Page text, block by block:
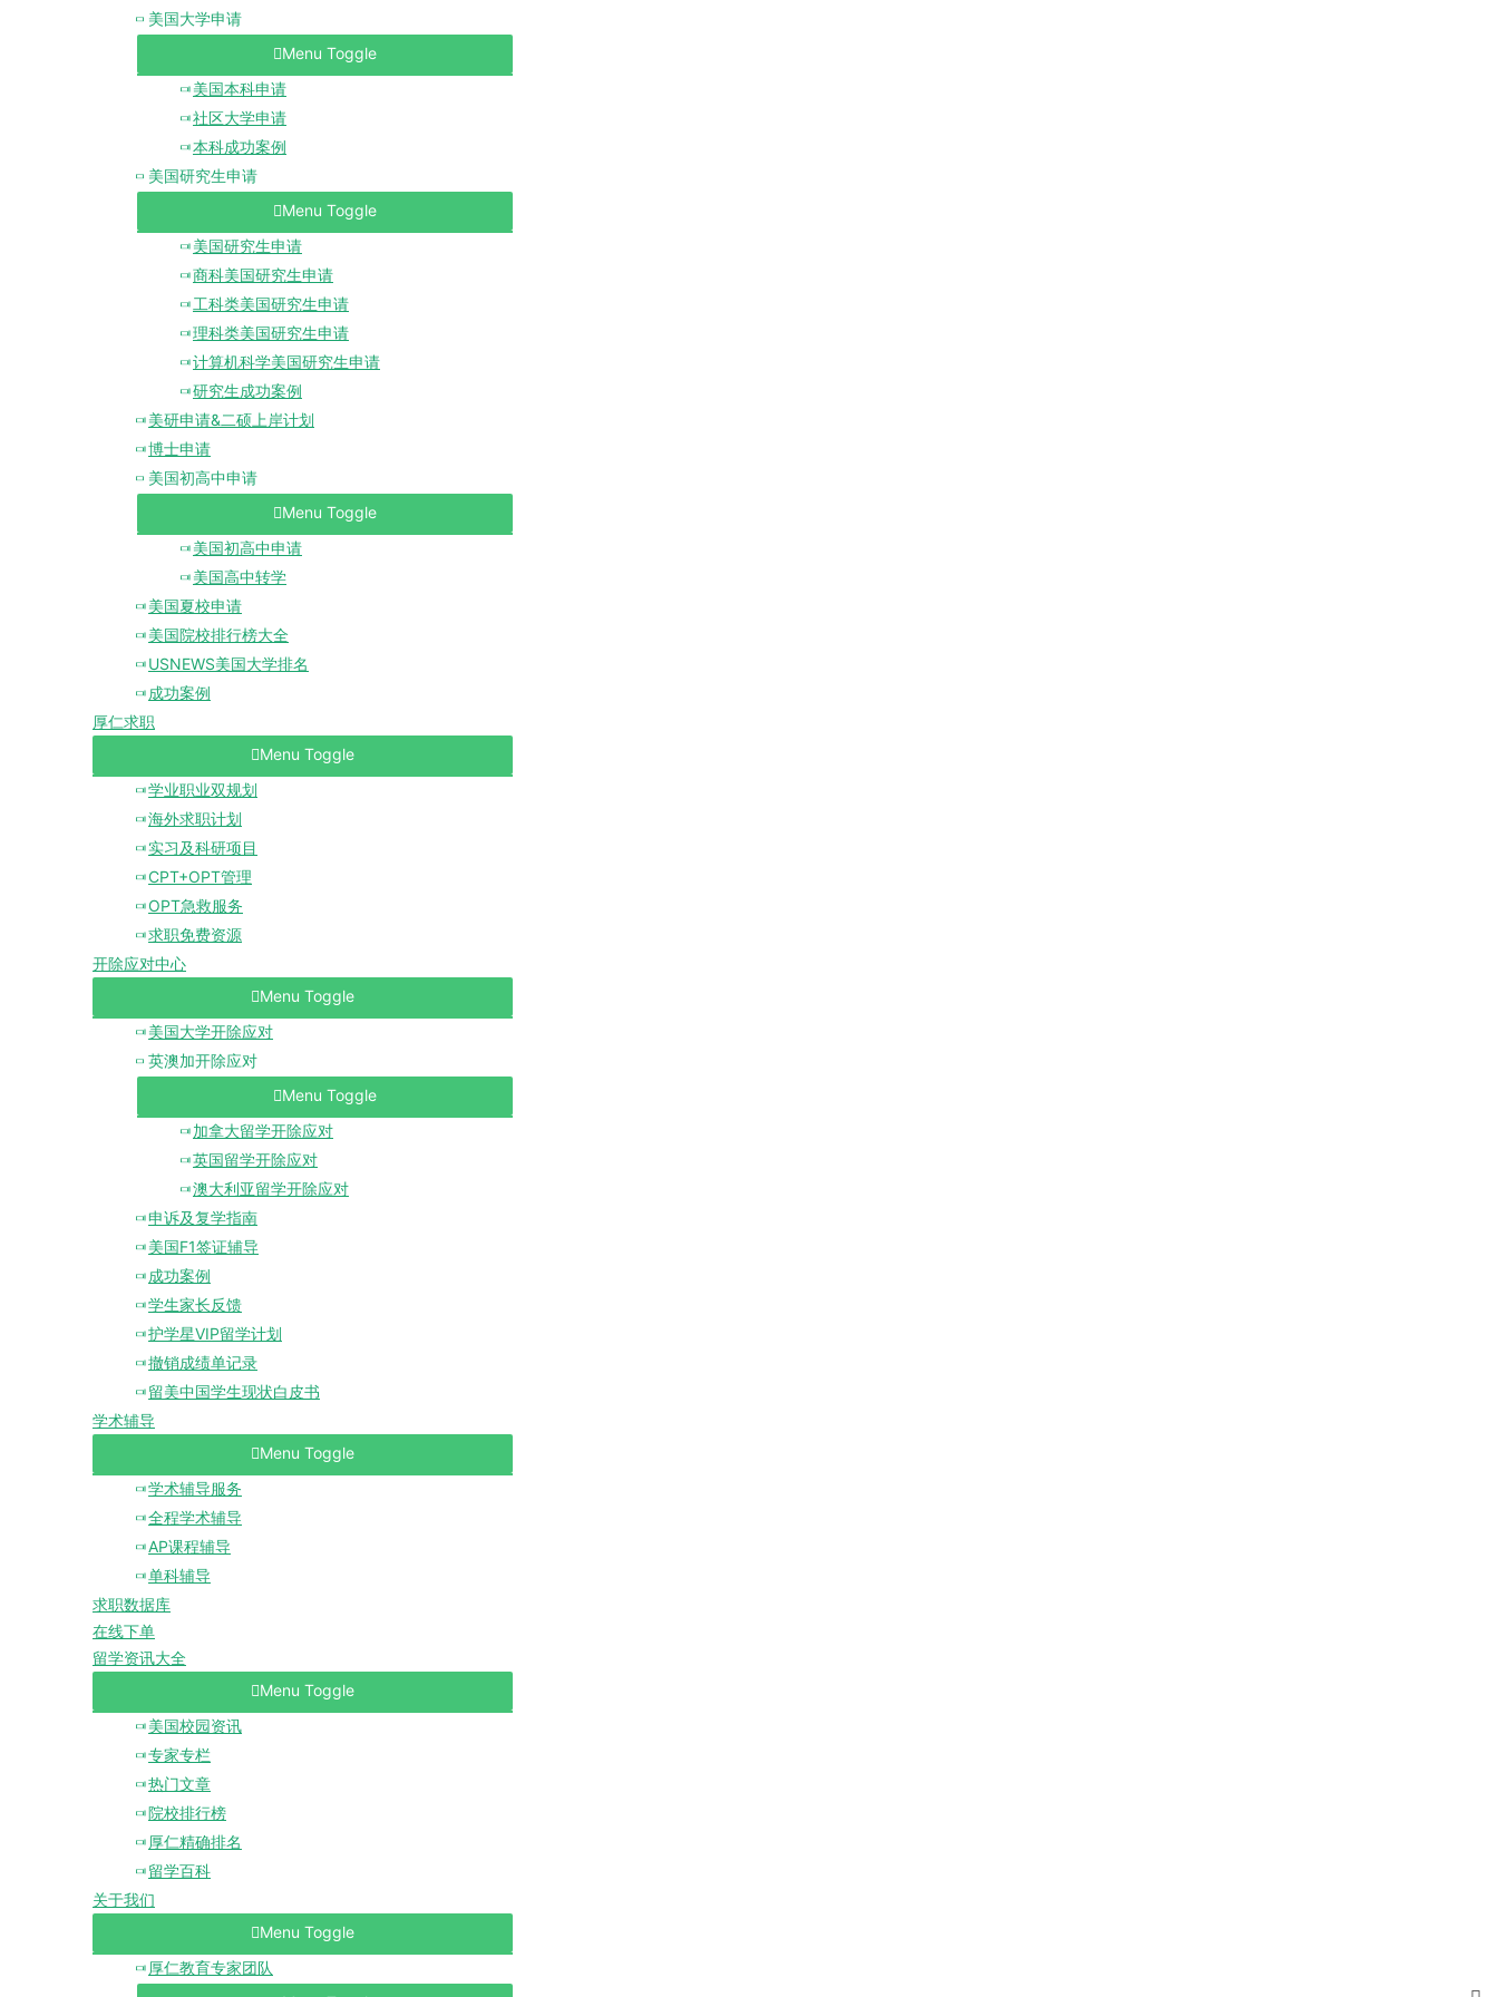
美国大学申请
Menu Toggle
美国本科申请
社区大学申请
本科成功案例
美国研究生申请
Menu Toggle
美国研究生申请
商科美国研究生申请
工科类美国研究生申请
理科类美国研究生申请
计算机科学美国研究生申请
研究生成功案例
美研申请&二硕上岸计划
博士申请
美国初高中申请
Menu Toggle
美国初高中申请
美国高中转学
美国夏校申请
美国院校排行榜大全
USNEWS美国大学排名
成功案例
厚仁求职
Menu Toggle
学业职业双规划
海外求职计划
实习及科研项目
CPT+OPT管理
OPT急救服务
求职免费资源
开除应对中心
Menu Toggle
美国大学开除应对
英澳加开除应对
Menu Toggle
加拿大留学开除应对
英国留学开除应对
澳大利亚留学开除应对
申诉及复学指南
美国F1签证辅导
成功案例
学生家长反馈
护学星VIP留学计划
撤销成绩单记录
留美中国学生现状白皮书
学术辅导
Menu Toggle
学术辅导服务
全程学术辅导
AP课程辅导
单科辅导
求职数据库
在线下单
留学资讯大全
Menu Toggle
美国校园资讯
专家专栏
热门文章
院校排行榜
厚仁精确排名
留学百科
关于我们
Menu Toggle
厚仁教育专家团队